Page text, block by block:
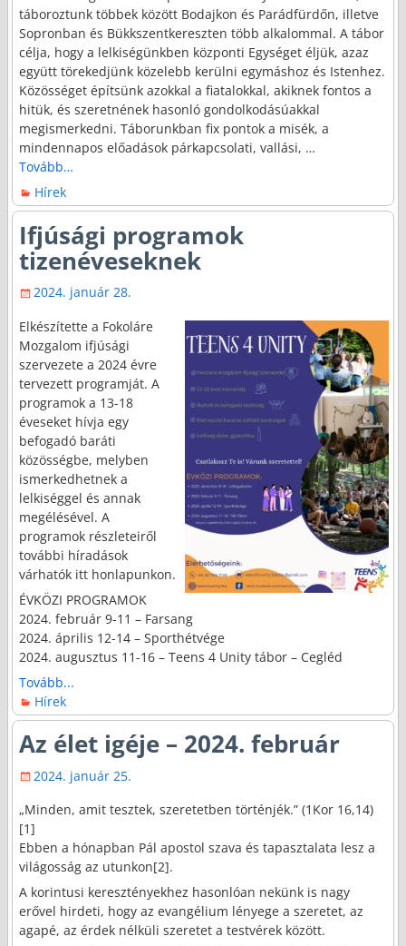
táboroztunk többek között Bodajkon és Parádfürdőn, illetve
Sopronban és Bükkszentkereszten több alkalommal. A tábor
célja, hogy a lelkiségünkben központi Egységet éljük, azaz
együtt törekedjünk közelebb kerülni egymáshoz és Istenhez.
Közösséget építsünk azokkal a fiatalokkal, akiknek fontos a
hitük, és szeretnének hasonló gondolkodásúakkal
megismerkedni. Táborunkban fix pontok a misék, a
mindennapos előadások párkapcsolati, vallási, …
Tovább…
Hírek
Ifjúsági programok
tizenéveseknek
2024. január 28.
Elkészítette a Fokoláre
Mozgalom ifjúsági
szervezete a 2024 évre
tervezett programját. A
programok a 13-18
éveseket hívja egy
befogadó baráti
közösségbe, melyben
ismerkedhetnek a
lelkiséggel és annak
megélésével. A
programok részleteiről
további híradások
várhatók itt honlapunkon.
ÉVKÖZI PROGRAMOK
2024. február 9-11 – Farsang
2024. április 12-14 – Sporthétvége
2024. augusztus 11-16 – Teens 4 Unity tábor – Cegléd
Tovább...
Hírek
Az élet igéje – 2024. február
2024. január 25.
„Minden, amit tesztek, szeretetben történjék.” (1Kor 16,14)
[1]
Ebben a hónapban Pál apostol szava és tapasztalata lesz a
világosság az utunkon[2].
A korintusi keresztényekhez hasonlóan nekünk is nagy
erővel hirdeti, hogy az evangélium lényege a szeretet, az
agapé, az érdek nélküli szeretet a testvérek között.